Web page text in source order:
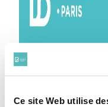
Ce site Web utilise